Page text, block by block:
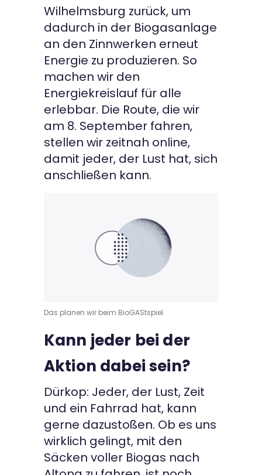
Wilhelmsburg zurück, um
dadurch in der Biogasanlage
an den Zinnwerken erneut
Energie zu produzieren. So
machen wir den
Energiekreislauf für alle
erlebbar. Die Route, die wir
am 8. September fahren,
stellen wir zeitnah online,
damit jeder, der Lust hat, sich
anschließen kann.
Das planen wir beim BioGAStspiel.
Kann jeder bei der
Aktion dabei sein?
Dürkop: Jeder, der Lust, Zeit
und ein Fahrrad hat, kann
gerne dazustoßen. Ob es uns
wirklich gelingt, mit den
Säcken voller Biogas nach